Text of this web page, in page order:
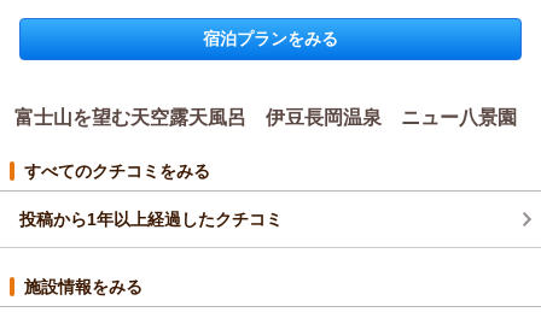
宿泊プランをみる
富士山を望む天空露天風呂 伊豆長岡温泉 ニュー八景園
すべてのクチコミをみる
投稿から1年以上経過したクチコミ
施設情報をみる